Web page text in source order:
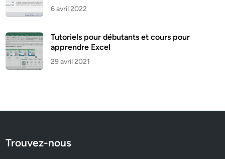
6 avril 2022
Tutoriels pour débutants et cours pour
apprendre Excel
29 avril 2021
Trouvez-nous